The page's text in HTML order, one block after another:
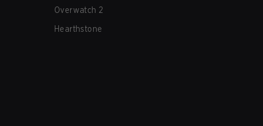
Overwatch 2
Hearthstone